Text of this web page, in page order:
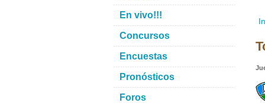
En vivo!!!
Concursos
Encuestas
Pronósticos
Foros